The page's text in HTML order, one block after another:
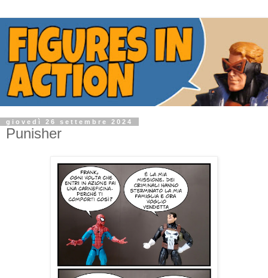
giovedì 26 settembre 2024
Punisher